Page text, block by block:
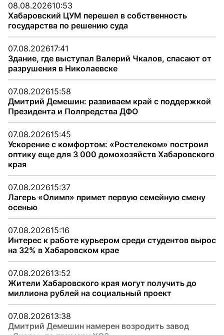
08.08.202610:53
Хабаровский ЦУМ перешел в собственность
государства по решению суда
07.08.202617:41
Здание, где выступал Валерий Чкалов, спасают от
разрушения в Николаевске
07.08.202615:58
Дмитрий Демешин: развиваем край с поддержкой
Президента и Полпредства ДФО
07.08.202615:45
Ускорение с комфортом: «Ростелеком» построил
оптику еще для 3 000 домохозяйств Хабаровского
края
07.08.202615:37
Лагерь «Олимп» примет первую семейную смену
осенью
07.08.202615:16
Интерес к работе курьером среди студентов вырос
на 32% в Хабаровском крае
07.08.202613:52
Жители Хабаровского края могут получить до
миллиона рублей на социальный проект
07.08.202613:38
Дмитрий Демешин намерен возродить завод